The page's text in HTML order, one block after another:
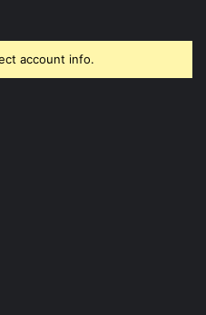
account info.